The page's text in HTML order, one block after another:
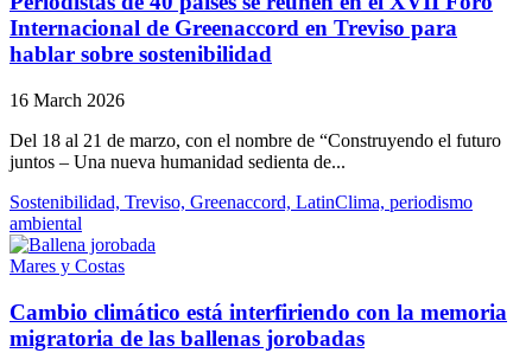
Internacional de Greenaccord en Treviso para
hablar sobre sostenibilidad
16 March 2026
Del 18 al 21 de marzo, con el nombre de “Construyendo el futuro
juntos – Una nueva humanidad sedienta de...
Sostenibilidad, Treviso, Greenaccord, LatinClima, periodismo
ambiental
Mares y Costas
Cambio climático está interfiriendo con la memoria
migratoria de las ballenas jorobadas